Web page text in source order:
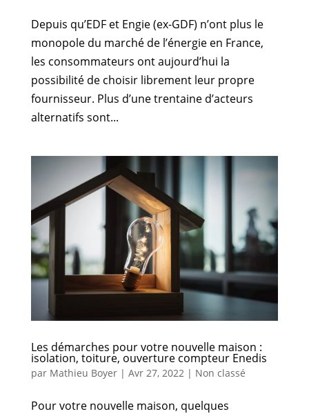
Depuis qu’EDF et Engie (ex-GDF) n’ont plus le
monopole du marché de l’énergie en France,
les consommateurs ont aujourd’hui la
possibilité de choisir librement leur propre
fournisseur. Plus d’une trentaine d’acteurs
alternatifs sont...
Les démarches pour votre nouvelle maison :
isolation, toiture, ouverture compteur Enedis
par Mathieu Boyer| Avr 27, 2022| Non classé
Pour votre nouvelle maison, quelques